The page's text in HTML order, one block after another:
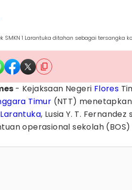
SMKN 1 Larantuka ditahan sebagai tersangka
- Kejaksaan Negeri Flores
Timur (NTT)
Larantuka, Lusia Y. T.
operasional sekolah